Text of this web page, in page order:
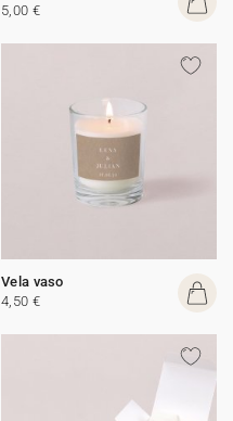
5,00 €
Vela vaso
4,50 €